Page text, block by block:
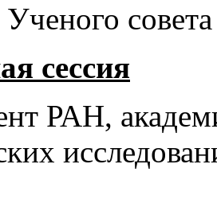
Ученого
сессия
РАН,